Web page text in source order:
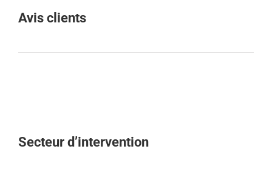
Avis clients
Secteur d’intervention